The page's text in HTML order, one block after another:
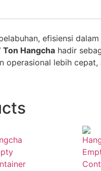
efisiensi
Hangcha hadir
operasional lebih cepat,